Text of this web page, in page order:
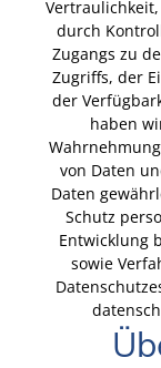
durch
Zugangs zu
Zugriffs, der
der
haben
von Daten
Daten
Schutz
Entwicklung
sowie